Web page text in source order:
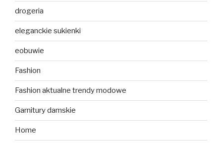
drogeria
eleganckie sukienki
eobuwie
Fashion
Fashion aktualne trendy modowe
Garnitury damskie
Home